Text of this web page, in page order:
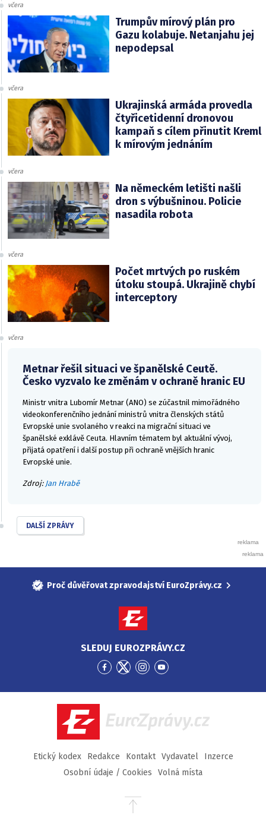
včera
Trumpův mírový plán pro
Gazu kolabuje. Netanjahu jej
nepodepsal
včera
Ukrajinská armáda provedla
čtyřicetidenní dronovou
kampaň s cílem přinutit Kreml
k mírovým jednáním
včera
Na německém letišti našli
dron s výbušninou. Policie
nasadila robota
včera
Počet mrtvých po ruském
útoku stoupá. Ukrajině chybí
interceptory
včera
Metnar řešil situaci ve španělské Ceutě.
Česko vyzvalo ke změnám v ochraně hranic EU
Ministr vnitra Lubomír Metnar (ANO) se zúčastnil mimořádného
videokonferenčního jednání ministrů vnitra členských států
Evropské unie svolaného v reakci na migrační situaci ve
španělské exklávě Ceuta. Hlavním tématem byl aktuální vývoj,
přijatá opatření i další postup při ochraně vnějších hranic
Evropské unie.
Zdroj: Jan Hrabě
DALŠÍ ZPRÁVY
Proč důvěřovat zpravodajství EuroZprávy.cz
SLEDUJ EUROZPRÁVY.CZ
Přejít
Facebook
Přejít
Twitter
Přejít
Instagram
Přejít
YouTube
EuroZprávy.cz
Etický kodex Redakce Kontakt Vydavatel
Inzerce
Osobní údaje / Cookies
Volná místa
Přejít